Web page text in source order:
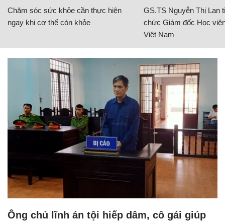
Chăm sóc sức khỏe cần thực hiện
ngay khi cơ thể còn khỏe
GS.TS Nguyễn Thị Lan
chức Giám đốc Học
Việt Nam
Ông chủ lĩnh án tội hiếp dâm, cô gái giúp